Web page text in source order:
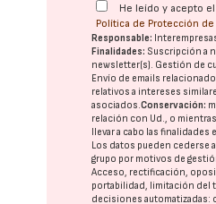
He leído y acepto
Política de Protección de
Responsable:
Finalidades: Suscripción a
newsletter(s). Gestión de
Envío de emails
relativos a intereses
asociados.Conservación:
relación con Ud., o
llevar a cabo las finalidades
Los datos pueden cederse
grupo por motivos de
Acceso, rectificación,
portabilidad, limitación del
decisiones automatizadas: